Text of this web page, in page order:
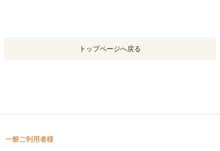
トップページへ戻る
一般ご利用者様